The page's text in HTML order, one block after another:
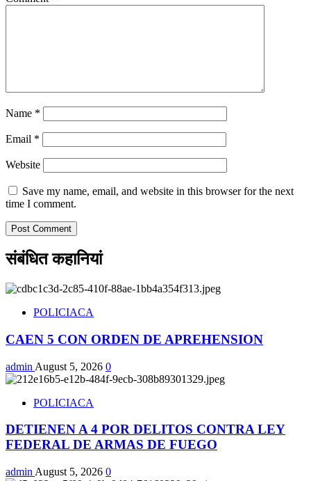
Name *
Email *
Website
Save my name, email, and website in this browser for the next
time I comment.
संबंधित कहानियां
POLICIACA
CAEN 5 CON ORDEN DE APREHENSION
admin August 5, 2026 0
POLICIACA
DETIENEN A 4 POR DELITOS CONTRA LEY
FEDERAL DE ARMAS DE FUEGO
admin August 5, 2026 0